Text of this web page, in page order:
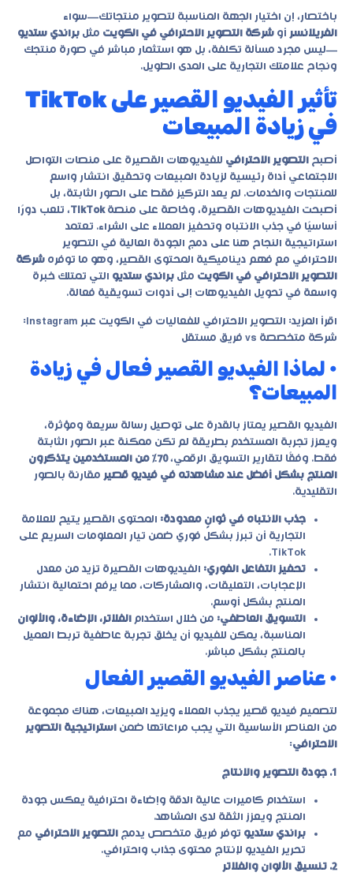
باختصار، إن اختيار الجهة المناسبة لتصوير منتجاتك—سواء
الفريلانسر أو شركة التصوير الاحترافي في الكويت مثل براندي ستديو
—ليس مجرد مسألة تكلفة، بل هو استثمار مباشر في صورة منتجك
ونجاح علامتك التجارية على المدى الطويل.
تأثير الفيديو القصير على TikTok
في زيادة المبيعات
أصبح التصوير الاحترافي للفيديوهات القصيرة على منصات التواصل
الاجتماعي أداة رئيسية لزيادة المبيعات وتحقيق انتشار واسع
للمنتجات والخدمات. لم يعد التركيز فقط على الصور الثابتة، بل
أصبحت الفيديوهات القصيرة، وخاصة على منصةTikTok، تلعب دورًا
أساسيًا في جذب الانتباه وتحفيز العملاء على الشراء. تعتمد
استراتيجية النجاح هنا على دمج الجودة العالية في التصوير
الاحترافي مع فهم ديناميكية المحتوى القصير، وهو ما توفره شركة
التصوير الاحترافي في الكويت مثل براندي ستديو التي تمتلك خبرة
واسعة في تحويل الفيديوهات إلى أدوات تسويقية فعالة.
اقرأ المزيد:
التصوير الاحترافي للفعاليات في الكويت عبر Instagram:
شركة متخصصة vs فريق مستقل
• لماذا الفيديو القصير فعال في زيادة
المبيعات؟
الفيديو القصير يمتاز بالقدرة على توصيل رسالة سريعة ومؤثرة،
ويعزز تجربة المستخدم بطريقة لم تكن ممكنة عبر الصور الثابتة
فقط. وفقًا لتقارير التسويق الرقمي،
70% من المستخدمين يتذكرون
المنتج بشكل أفضل عند مشاهدته في فيديو قصير مقارنة بالصور
التقليدية.
جذب الانتباه في ثوانٍ معدودة: المحتوى القصير يتيح للعلامة
التجارية أن تبرز بشكل فوري ضمن تيار المعلومات السريع على
TikTok.
تحفيز التفاعل الفوري: الفيديوهات القصيرة تزيد من معدل
الإعجابات، التعليقات، والمشاركات، مما يرفع احتمالية انتشار
المنتج بشكل أوسع.
التسويق العاطفي: من خلال استخدام الفلاتر، الإضاءة، والألوان
المناسبة، يمكن للفيديو أن يخلق تجربة عاطفية تربط العميل
بالمنتج بشكل مباشر.
• عناصر الفيديو القصير الفعال
لتصميم فيديو قصير يجذب العملاء ويزيد المبيعات، هناك مجموعة
من العناصر الأساسية التي يجب مراعاتها ضمن استراتيجية التصوير
الاحترافي:
1. جودة التصوير والانتاج
استخدام كاميرات عالية الدقة وإضاءة احترافية يعكس جودة
المنتج ويعزز الثقة لدى المشاهد.
براندي ستديو توفر فريق متخصص يدمج التصوير الاحترافي مع
تحرير الفيديو لإنتاج محتوى جذاب واحترافي.
2. تنسيق الألوان والفلاتر